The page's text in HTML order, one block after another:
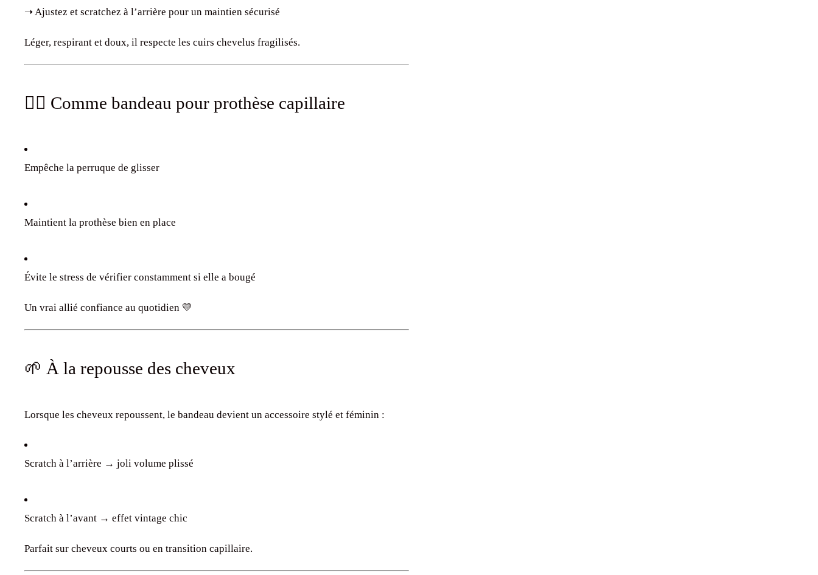
➝ Ajustez et scratchez à l’arrière pour un maintien sécurisé
Léger, respirant et doux, il respecte les cuirs chevelus fragilisés.
💇‍♀️ Comme bandeau pour prothèse capillaire
Empêche la perruque de glisser
Maintient la prothèse bien en place
Évite le stress de vérifier constamment si elle a bougé
Un vrai allié confiance au quotidien 💛
🌱 À la repousse des cheveux
Lorsque les cheveux repoussent, le bandeau devient un accessoire stylé et féminin :
Scratch à l’arrière → joli volume plissé
Scratch à l’avant → effet vintage chic
Parfait sur cheveux courts ou en transition capillaire.